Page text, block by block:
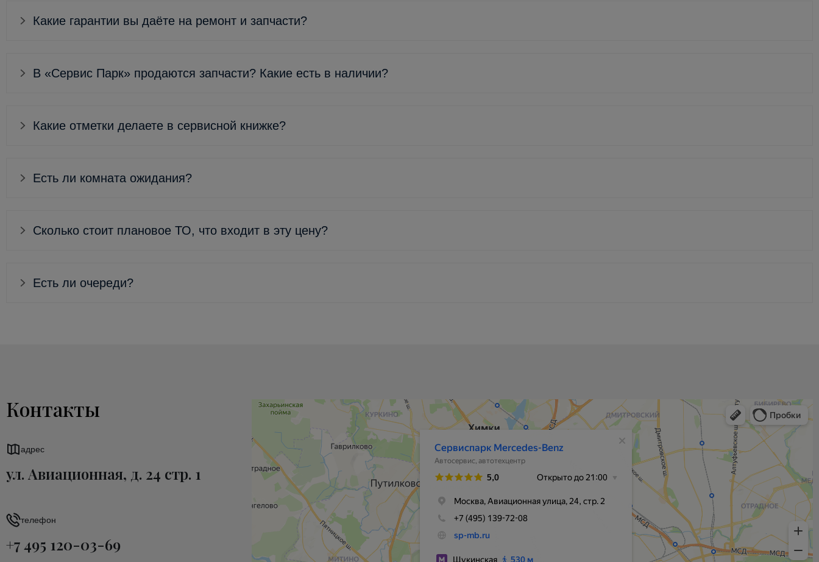
Какие гарантии вы даёте на ремонт и запчасти?
В «Сервис Парк» продаются запчасти? Какие есть в наличии?
Какие отметки делаете в сервисной книжке?
Есть ли комната ожидания?
Сколько стоит плановое ТО, что входит в эту цену?
Есть ли очереди?
Контакты
адрес
ул. Авиационная, д. 24 стр. 1
телефон
+7 495 120-03-69